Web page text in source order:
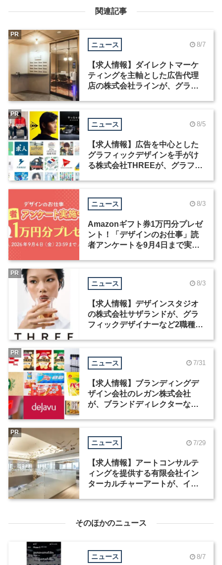
関連記事
ニュース 8/7
【求人情報】ダイレクトマーケ
ティングを主軸とした広告代理
店の株式会社ラインが、グラフ
PR
ニュース 8/5
【求人情報】広告を中心とした
グラフィックデザインを手がけ
る株式会社THREEが、グラフィ
PR
ニュース 8/3
Amazonギフト券1万円分プレゼ
ント！「デザインのお仕事」読
者アンケートを9月4日まで実施
ニュース 8/3
【求人情報】デザインスタジオ
の株式会社サザランドが、グラ
フィックデザイナーなど2職種を
PR
ニュース 7/31
【求人情報】ブランディングデ
ザイン会社のレガン株式会社
が、ブランドディレクターなど3
PR
ニュース 7/29
【求人情報】アートコンサルテ
ィングを提供する有限会社イン
ターカルチャーアートが、イン
PR
そのほかのニュース
ニュース 8/7